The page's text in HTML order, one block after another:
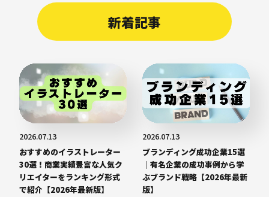
新着記事
2026.07.13
おすすめのイラストレーター
30選！商業実績豊富な人気ク
リエイターをランキング形式
で紹介【2026年最新版】
2026.07.13
ブランディング成功企業15選
｜有名企業の成功事例から学
ぶブランド戦略【2026年最新
版】